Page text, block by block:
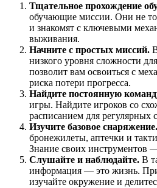
Тщательное прохождение
обучающие миссии. Они не
и знакомят с ключевыми
выживания.
Начните с простых миссий.
низкого уровня сложности
позволит вам освоиться с
риска потери прогресса.
Найдите постоянную
игры. Найдите игроков со
расписанием для регулярных
Изучите базовое снаряжение.
бронежилеты, аптечки и
Знание своих инструментов
Слушайте и наблюдайте. В
информация — это жизнь.
изучайте окружение и